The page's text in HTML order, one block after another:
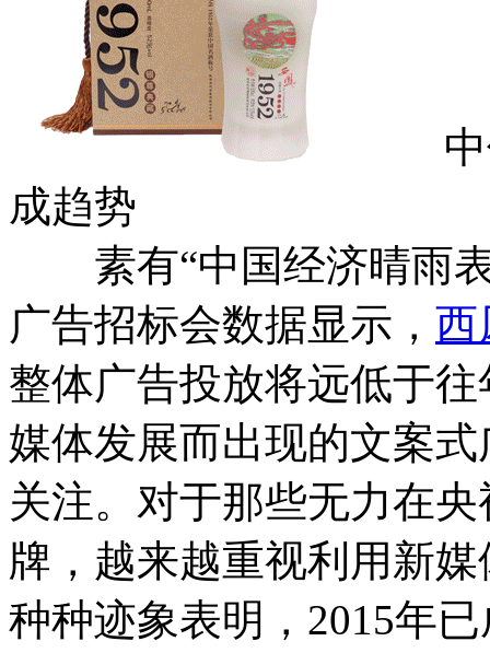
中低
成趋势
素有“中国经济晴雨表
广告招标会数据显示， 西
整体广告投放将远低于
媒体发展而出现的文案
关注。对于那些无力在
牌，越来越重视利用新
种种迹象表明，2015年